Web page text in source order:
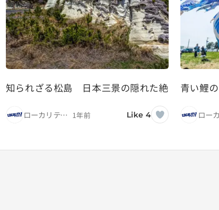
知られざる松島 日本三景の隠れた絶景スポッ
ローカリティ！ 1年前 Like 4
青い鯉